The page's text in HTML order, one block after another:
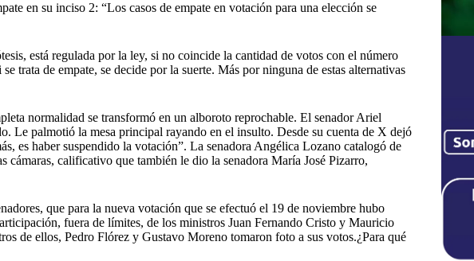
en su inciso 2: “Los casos de empate en votación para una elección se
está regulada por la ley, si no coincide la cantidad de votos con el número
trata de empate, se decide por la suerte. Más por ninguna de estas alternativas
normalidad se transformó en un alboroto reprochable. El senador Ariel
Le palmotió la mesa principal rayando en el insulto. Desde su cuenta de X dejó
es haber suspendido la votación”. La senadora Angélica Lozano catalogó de
calificativo que también le dio la senadora María José Pizarro,
que para la nueva votación que se efectuó el 19 de noviembre hubo
fuera de límites, de los ministros Juan Fernando Cristo y Mauricio
de ellos, Pedro Flórez y Gustavo Moreno tomaron foto a sus votos.¿Para qué